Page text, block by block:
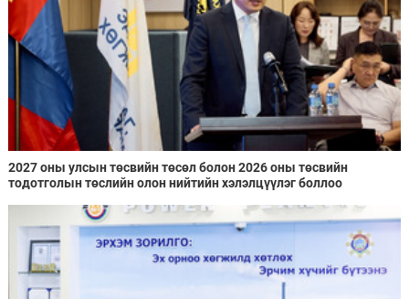
2027 оны улсын төсвийн төсөл болон 2026 оны төсвийн
тодотголын төслийн олон нийтийн хэлэлцүүлэг боллоо